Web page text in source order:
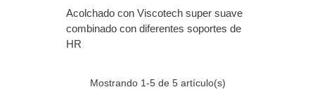
Acolchado con Viscotech super suave
combinado con diferentes soportes de
HR
Mostrando 1-5 de 5 artículo(s)